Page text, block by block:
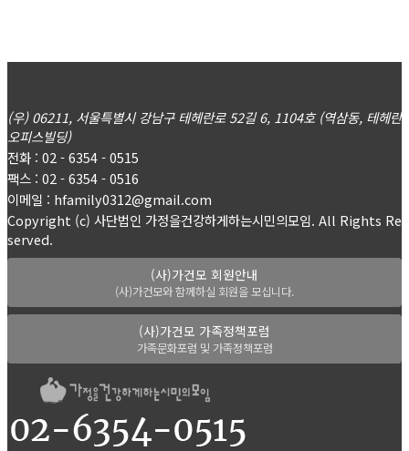
(우) 06211, 서울특별시 강남구 테헤란로 52길 6, 1104호 (역삼동, 테헤란
오피스빌딩)
전화 : 02 - 6354 - 0515
팩스 : 02 - 6354 - 0516
이메일 : hfamily0312@gmail.com
Copyright (c) 사단법인 가정을건강하게하는시민의모임. All Rights Re
served.
(사)가건모 회원안내
(사)가건모와 함께하실 회원을 모십니다.
(사)가건모 가족정책포럼
가족문화포럼 및 가족정책포럼